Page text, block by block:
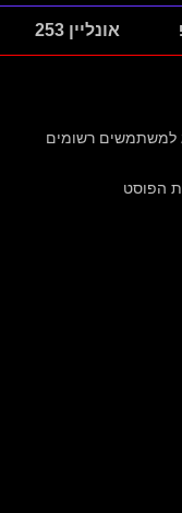
אונליין 253
למשתמשים רשומים
הפוסט